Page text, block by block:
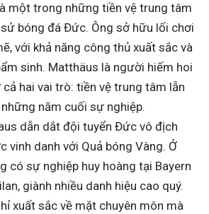
một trong những tiền vệ trung tâm
bóng đá Đức. Ông sở hữu lối chơi
với khả năng công thủ xuất sắc và
sinh. Matthäus là người hiếm hoi
hai vai trò: tiền vệ trung tâm lẫn
năm cuối sự nghiệp.
dẫn dắt đội tuyển Đức vô địch
vinh danh với Quả bóng Vàng. Ở
có sự nghiệp huy hoàng tại Bayern
giành nhiều danh hiệu cao quý.
xuất sắc về mặt chuyên môn mà